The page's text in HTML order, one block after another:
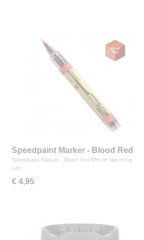
Speedpaint Marker - Blood Red
Speedpaint Marker - Blood Red Met de lancering
van…
€ 4,95